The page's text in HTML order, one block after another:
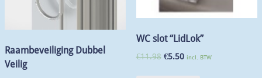
Raambeveiliging Dubbel
Veilig
WC slot “LidLok”
€11.98 €5.50 incl. BTW